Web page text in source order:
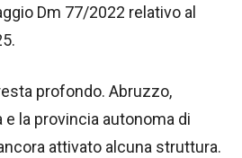
Dm 77/2022 relativo al
profondo. Abruzzo,
e la provincia autonoma di
attivato alcuna struttura.